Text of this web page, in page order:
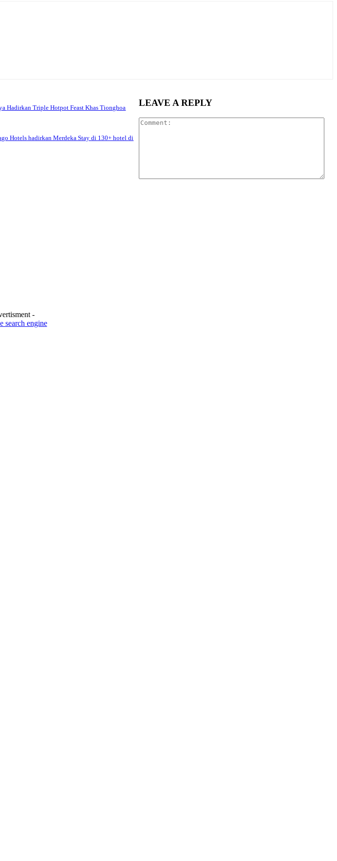
Hadirkan Triple Hotpot Feast Khas Tionghoa
Hotels hadirkan Merdeka Stay di 130+ hotel di
LEAVE A REPLY
-